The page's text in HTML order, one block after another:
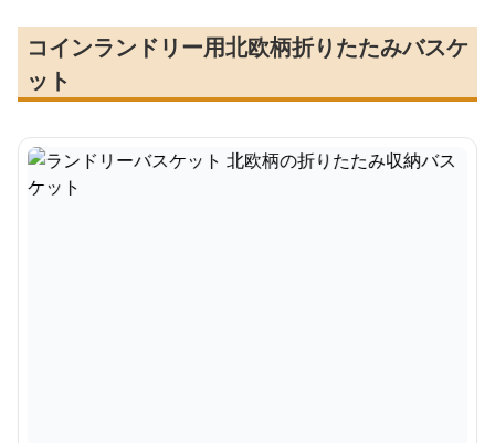
コインランドリー用北欧柄折りたたみバスケ
ット